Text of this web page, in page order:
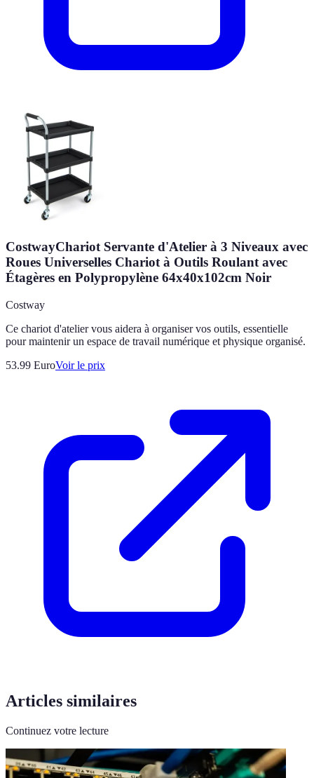
CostwayChariot Servante d'Atelier à 3 Niveaux avec
Roues Universelles Chariot à Outils Roulant avec
Étagères en Polypropylène 64x40x102cm Noir
Costway
Ce chariot d'atelier vous aidera à organiser vos outils, essentielle
pour maintenir un espace de travail numérique et physique organisé.
53.99 EuroVoir le prix
Articles similaires
Continuez votre lecture